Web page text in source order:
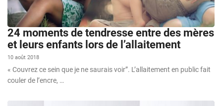
24 moments de tendresse entre des mères
et leurs enfants lors de l’allaitement
10 août 2018
« Couvrez ce sein que je ne saurais voir”. L’allaitement en public fait
couler de l’encre, …